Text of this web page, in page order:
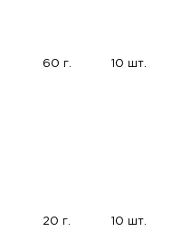
60 г. 10 шт.
20 г. 10 шт.